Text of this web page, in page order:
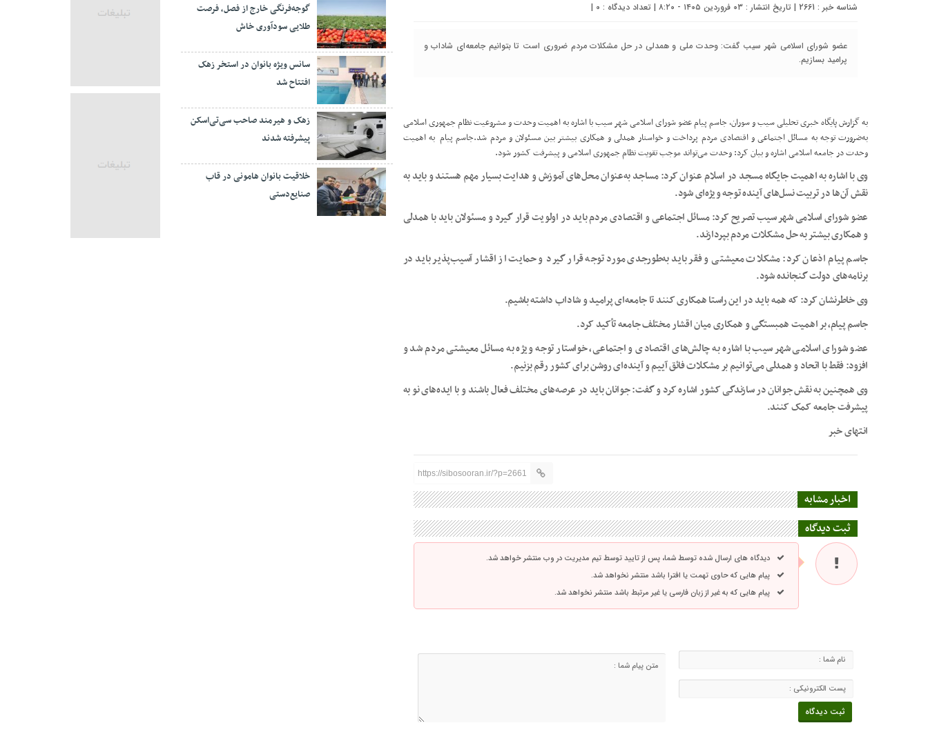
شناسه خبر : 2661 | تاریخ انتشار : ۰۳ فروردین ۱۴۰۵ - ۸:۲۰ | تعداد دیدگاه : ۰ |
عضو شورای اسلامی شهر سیب گفت: وحدت ملی و همدلی در حل مشکلات مردم ضروری است تا بتوانیم جامعه‌ای شاداب و
پرامید بسازیم.
به گزارش پایگاه خبری تحلیلی سیب و سوران، جاسم پیام عضو شورای اسلامی شهر سیب با اشاره به اهمیت وحدت و مشروعیت نظام جمهوری اسلامی
به‌ضرورت توجه به مسائل اجتماعی و اقتصادی مردم پرداخت و خواستار همدلی و همکاری بیشتر بین مسئولان و مردم شد.جاسم پیام به اهمیت
وحدت در جامعه اسلامی اشاره و بیان کرد: وحدت می‌تواند موجب تقویت نظام جمهوری اسلامی و پیشرفت کشور شود.
وی با اشاره به اهمیت جایگاه مسجد در اسلام عنوان کرد: مساجد به‌عنوان محل‌های آموزش و هدایت بسیار مهم هستند و باید به
نقش آن‌ها در تربیت نسل‌های آینده توجه ویژه‌ای شود.
عضو شورای اسلامی شهر سیب تصریح کرد: مسائل اجتماعی و اقتصادی مردم باید در اولویت قرار گیرد و مسئولان باید با همدلی
و همکاری بیشتر به حل مشکلات مردم بپردازند.
جاسم پیام اذعان کرد: مشکلات معیشتی و فقر باید به‌طورجدی مورد توجه قرار گیرد و حمایت از اقشار آسیب‌پذیر باید در
برنامه‌های دولت گنجانده شود.
وی خاطرنشان کرد: که همه باید در این راستا همکاری کنند تا جامعه‌ای پرامید و شاداب داشته باشیم.
جاسم پیام، بر اهمیت همبستگی و همکاری میان اقشار مختلف جامعه تأکید کرد.
عضو شورای اسلامی شهر سیب با اشاره به چالش‌های اقتصادی و اجتماعی، خواستار توجه ویژه به مسائل معیشتی مردم شد و
افزود: فقط با اتحاد و همدلی می‌توانیم بر مشکلات فائق آییم و آینده‌ای روشن برای کشور رقم بزنیم.
وی همچنین به نقش جوانان در سازندگی کشور اشاره کرد و گفت: جوانان باید در عرصه‌های مختلف فعال باشند و با ایده‌های نو به
پیشرفت جامعه کمک کنند.
انتهای خبر
https://sibosooran.ir/?p=2661
اخبار مشابه
ثبت دیدگاه
دیدگاه های ارسال شده توسط شما، پس از تایید توسط تیم مدیریت در وب منتشر خواهد شد.
پیام هایی که حاوی تهمت یا افترا باشد منتشر نخواهد شد.
پیام هایی که به غیر از زبان فارسی یا غیر مرتبط باشد منتشر نخواهد شد.
گوجه‌فرنگی خارج از فصل، فرصت
طلایی سودآوری خاش
سانس ویژه بانوان در استخر زهک
افتتاح شد
زهک و هیرمند صاحب سی‌تی‌اسکن
پیشرفته شدند
خلاقیت بانوان هامونی در قاب
صنایع‌دستی